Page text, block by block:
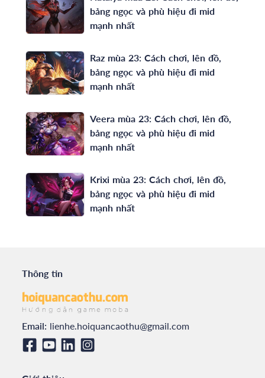
bảng ngọc và phù hiệu đi mid
mạnh nhất
Raz mùa 23: Cách chơi, lên đồ,
bảng ngọc và phù hiệu đi mid
mạnh nhất
Veera mùa 23: Cách chơi, lên đồ,
bảng ngọc và phù hiệu đi mid
mạnh nhất
Krixi mùa 23: Cách chơi, lên đồ,
bảng ngọc và phù hiệu đi mid
mạnh nhất
Thông tin
Email: lienhe.hoiquancaothu@gmail.com